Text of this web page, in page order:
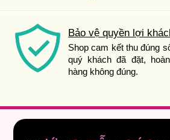
Bảo vệ quyền lợi
Shop cam kết thu đúng
quý khách đã đặt,
hàng không đúng.